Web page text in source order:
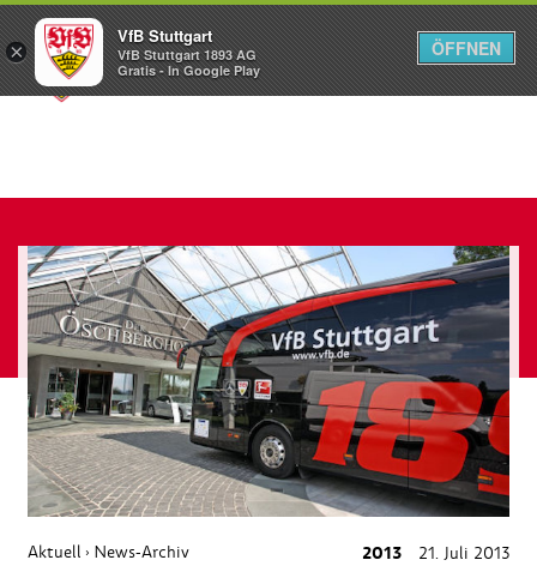
Menü
Aktuell › News-Archiv 2013 21. Juli 2013
×
VfB Stuttgart
VfB Stuttgart 1893 AG
Gratis - In Google Play
ÖFFNEN